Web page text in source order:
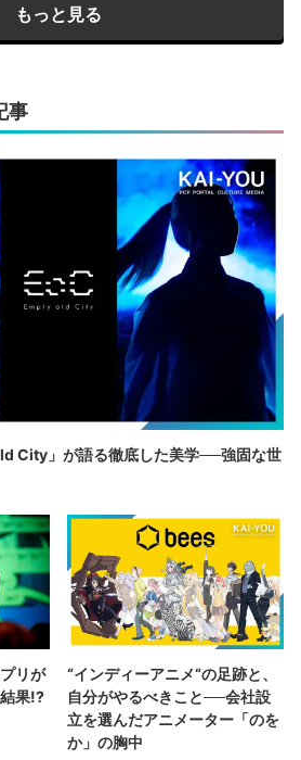
もっと見る
事
City」が語る徹底した美学──強固な世
リが
果!?
“インディーアニメ“の足跡と、
自分がやるべきこと──会社設
立を選んだアニメーター「のを
か」の胸中